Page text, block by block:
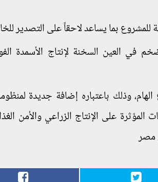
العين السخنة لإنتاج الأسمدة
وذلك باعتباره إضافة جديدة
على الإنتاج الزراعي والأمن
مصر